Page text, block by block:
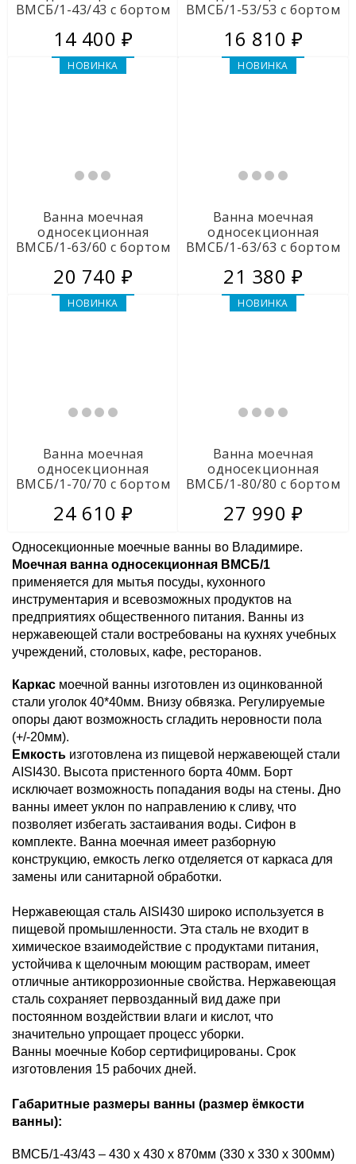
Стойки инструментальные
Тумбы инструментальные СШИ.Т
Металлическая мебель Промет
Металлические шкафы
Скамейки гардеробные
Кухонное оборудование из
нержавеющей стали
Разделочные столы
Ванны моечные
Ванны моечные односекционные ВМС/1 без борта
Ванны моечные односекционные ВМСБ/1 с бортом
Ванны моечные двухсекционные ВМС/2 без борта
Ванны моечные двухсекционные ВМСБ/2 с бортом
Ванны моечные трехсекционные ВМС/3 без борта
Котломоечная ванна ВМС/1 без борта
Котломоечная ванна ВМСБ/1 с бортом
Ванна моечная с рабочей поверхностью ВМСР/1
без борта
Ванна моечная с рабочей поверхностью ВМСБР/1 с
бортом
Полки из нержавеющей стали
Стеллажи из нержавеющей стали
Подставки кухонные
Садово-парковая мебель
ВМСБ/1-43/43 с бортом
14 400 ₽
ВМСБ/1-53/53 с бортом
16 810 ₽
Ванна моечная
односекционная
ВМСБ/1-63/60 с бортом
20 740 ₽
НОВИНКА
Ванна моечная
односекционная
ВМСБ/1-63/63 с бортом
21 380 ₽
НОВИНКА
Ванна моечная
односекционная
ВМСБ/1-70/70 с бортом
24 610 ₽
НОВИНКА
Ванна моечная
односекционная
ВМСБ/1-80/80 с бортом
27 990 ₽
НОВИНКА
Односекционные моечные ванны во Владимире.
Моечная ванна односекционная ВМСБ/1
применяется для мытья посуды, кухонного
инструментария и всевозможных продуктов на
предприятиях общественного питания. Ванны из
нержавеющей стали востребованы на кухнях учебных
учреждений, столовых, кафе, ресторанов.
Каркас моечной ванны изготовлен из оцинкованной
стали уголок 40*40мм. Внизу обвязка. Регулируемые
опоры дают возможность сгладить неровности пола
(+/-20мм).
Емкость изготовлена из пищевой нержавеющей стали
AISI430. Высота пристенного борта 40мм. Борт
исключает возможность попадания воды на стены. Дно
ванны имеет уклон по направлению к сливу, что
позволяет избегать застаивания воды. Сифон в
комплекте. Ванна моечная имеет разборную
конструкцию, емкость легко отделяется от каркаса для
замены или санитарной обработки.
Нержавеющая сталь AISI430 широко используется в
пищевой промышленности. Эта сталь не входит в
химическое взаимодействие с продуктами питания,
устойчива к щелочным моющим растворам, имеет
отличные антикоррозионные свойства. Нержавеющая
сталь сохраняет первозданный вид даже при
постоянном воздействии влаги и кислот, что
значительно упрощает процесс уборки.
Ванны моечные Кобор сертифицированы. Срок
изготовления 15 рабочих дней.
Габаритные размеры ванны (размер ёмкости
ванны):
ВМСБ/1-43/43 – 430 х 430 х 870мм (330 х 330 х 300мм)